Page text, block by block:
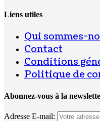
Liens utiles
Qui sommes-
Contact
Conditions
Politique de
Abonnez-vous à la
Adresse E-mail: